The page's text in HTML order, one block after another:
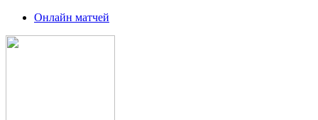
Онлайн матчей